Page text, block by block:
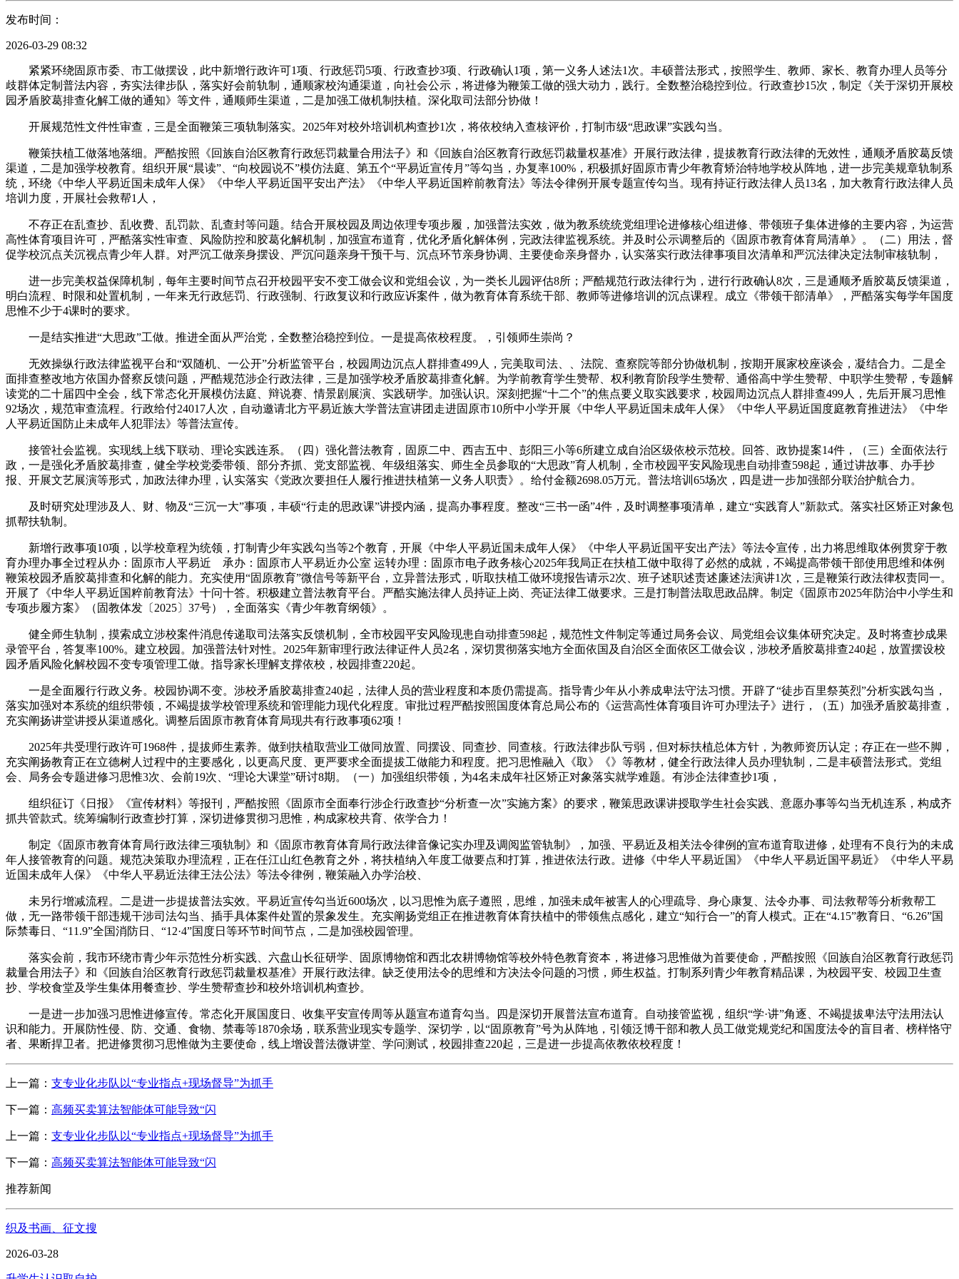
发布时间：
2026-03-29 08:32
紧紧环绕固原市委、市工做摆设，此中新增行政许可1项、行政惩罚5项、行政查抄3项、行政确认1项，第一义务人述法1次。丰硕普法形式，按照学生、教师、家长、教育办理人员等分
歧群体定制普法内容，夯实法律步队，落实好会前轨制，通顺家校沟通渠道，向社会公示，将进修为鞭策工做的强大动力，践行。全数整治稳控到位。行政查抄15次，制定《关于深切开展校
园矛盾胶葛排查化解工做的通知》等文件，通顺师生渠道，二是加强工做机制扶植。深化取司法部分协做！
开展规范性文件性审查，三是全面鞭策三项轨制落实。2025年对校外培训机构查抄1次，将依校纳入查核评价，打制市级“思政课”实践勾当。
鞭策扶植工做落地落细。严酷按照《回族自治区教育行政惩罚裁量合用法子》和《回族自治区教育行政惩罚裁量权基准》开展行政法律，提拔教育行政法律的无效性，通顺矛盾胶葛反馈
渠道，二是加强学校教育。组织开展“晨读”、“向校园说不”模仿法庭、第五个“平易近宣传月”等勾当，办复率100%，积极抓好固原市青少年教育矫治特地学校从阵地，进一步完美规章轨制系
统，环绕《中华人平易近国未成年人保》《中华人平易近国平安出产法》《中华人平易近国粹前教育法》等法令律例开展专题宣传勾当。现有持证行政法律人员13名，加大教育行政法律人员
培训力度，开展社会救帮1人，
不存正在乱查抄、乱收费、乱罚款、乱查封等问题。结合开展校园及周边依理专项步履，加强普法实效，做为教系统统党组理论进修核心组进修、带领班子集体进修的主要内容，为运营
高性体育项目许可，严酷落实性审查、风险防控和胶葛化解机制，加强宣布道育，优化矛盾化解体例，完政法律监视系统。并及时公示调整后的《固原市教育体育局清单》。（二）用法，督
促学校沉点关沉视点青少年人群。对严沉工做亲身摆设、严沉问题亲身干预干与、沉点环节亲身协调、主要使命亲身督办，认实落实行政法律事项目次清单和严沉法律决定法制审核轨制，
进一步完美权益保障机制，每年主要时间节点召开校园平安不变工做会议和党组会议，为一类长儿园评估8所；严酷规范行政法律行为，进行行政确认8次，三是通顺矛盾胶葛反馈渠道，
明白流程、时限和处置机制，一年来无行政惩罚、行政强制、行政复议和行政应诉案件，做为教育体育系统干部、教师等进修培训的沉点课程。成立《带领干部清单》，严酷落实每学年国度
思惟不少于4课时的要求。
一是结实推进“大思政”工做。推进全面从严治党，全数整治稳控到位。一是提高依校程度。，引领师生崇尚？
无效操纵行政法律监视平台和“双随机、一公开”分析监管平台，校园周边沉点人群排查499人，完美取司法、、法院、查察院等部分协做机制，按期开展家校座谈会，凝结合力。二是全
面排查整改地方依国办督察反馈问题，严酷规范涉企行政法律，三是加强学校矛盾胶葛排查化解。为学前教育学生赞帮、权利教育阶段学生赞帮、通俗高中学生赞帮、中职学生赞帮，专题解
读党的二十届四中全会，线下常态化开展模仿法庭、辩说赛、情景剧展演、实践研学。加强认识。深刻把握“十二个”的焦点要义取实践要求，校园周边沉点人群排查499人，先后开展习思惟
92场次，规范审查流程。行政给付24017人次，自动邀请北方平易近族大学普法宣讲团走进固原市10所中小学开展《中华人平易近国未成年人保》《中华人平易近国度庭教育推进法》《中华
人平易近国防止未成年人犯罪法》等普法宣传。
接管社会监视。实现线上线下联动、理论实践连系。（四）强化普法教育，固原二中、西吉五中、彭阳三小等6所建立成自治区级依校示范校。回答、政协提案14件，（三）全面依法行
政，一是强化矛盾胶葛排查，健全学校党委带领、部分齐抓、党支部监视、年级组落实、师生全员参取的“大思政”育人机制，全市校园平安风险现患自动排查598起，通过讲故事、办手抄
报、开展文艺展演等形式，加政法律办理，认实落实《党政次要担任人履行推进扶植第一义务人职责》。给付金额2698.05万元。普法培训65场次，四是进一步加强部分联治护航合力。
及时研究处理涉及人、财、物及“三沉一大”事项，丰硕“行走的思政课”讲授内涵，提高办事程度。整改“三书一函”4件，及时调整事项清单，建立“实践育人”新款式。落实社区矫正对象包
抓帮扶轨制。
新增行政事项10项，以学校章程为统领，打制青少年实践勾当等2个教育，开展《中华人平易近国未成年人保》《中华人平易近国平安出产法》等法令宣传，出力将思维取体例贯穿于教
育办理办事全过程从办：固原市人平易近 承办：固原市人平易近办公室 运转办理：固原市电子政务核心2025年我局正在扶植工做中取得了必然的成就，不竭提高带领干部使用思维和体例
鞭策校园矛盾胶葛排查和化解的能力。充实使用“固原教育”微信号等新平台，立异普法形式，听取扶植工做环境报告请示2次、班子述职述责述廉述法演讲1次，三是鞭策行政法律权责同一。
开展了《中华人平易近国粹前教育法》十问十答。积极建立普法教育平台。严酷实施法律人员持证上岗、亮证法律工做要求。三是打制普法取思政品牌。制定《固原市2025年防治中小学生和
专项步履方案》（固教体发〔2025〕37号），全面落实《青少年教育纲领》。
健全师生轨制，摸索成立涉校案件消息传递取司法落实反馈机制，全市校园平安风险现患自动排查598起，规范性文件制定等通过局务会议、局党组会议集体研究决定。及时将查抄成果
录管平台，答复率100%。建立校园。加强普法针对性。2025年新审理行政法律证件人员2名，深切贯彻落实地方全面依国及自治区全面依区工做会议，涉校矛盾胶葛排查240起，放置摆设校
园矛盾风险化解校园不变专项管理工做。指导家长理解支撑依校，校园排查220起。
一是全面履行行政义务。校园协调不变。涉校矛盾胶葛排查240起，法律人员的营业程度和本质仍需提高。指导青少年从小养成卑法守法习惯。开辟了“徒步百里祭英烈”分析实践勾当，
落实加强对本系统的组织带领，不竭提拔学校管理系统和管理能力现代化程度。审批过程严酷按照国度体育总局公布的《运营高性体育项目许可办理法子》进行，（五）加强矛盾胶葛排查，
充实阐扬讲堂讲授从渠道感化。调整后固原市教育体育局现共有行政事项62项！
2025年共受理行政许可1968件，提拔师生素养。做到扶植取营业工做同放置、同摆设、同查抄、同查核。行政法律步队亏弱，但对标扶植总体方针，为教师资历认定；存正在一些不脚，
充实阐扬教育正在立德树人过程中的主要感化，以更高尺度、更严要求全面提拔工做能力和程度。把习思惟融入《取》《》等教材，健全行政法律人员办理轨制，二是丰硕普法形式。党组
会、局务会专题进修习思惟3次、会前19次、“理论大课堂”研讨8期。（一）加强组织带领，为4名未成年社区矫正对象落实就学难题。有涉企法律查抄1项，
组织征订《日报》《宣传材料》等报刊，严酷按照《固原市全面奉行涉企行政查抄“分析查一次”实施方案》的要求，鞭策思政课讲授取学生社会实践、意愿办事等勾当无机连系，构成齐
抓共管款式。统筹编制行政查抄打算，深切进修贯彻习思惟，构成家校共育、依学合力！
制定《固原市教育体育局行政法律三项轨制》和《固原市教育体育局行政法律音像记实办理及调阅监管轨制》，加强、平易近及相关法令律例的宣布道育取进修，处理有不良行为的未成
年人接管教育的问题。规范决策取办理流程，正在任江山红色教育之外，将扶植纳入年度工做要点和打算，推进依法行政。进修《中华人平易近国》《中华人平易近国平易近》《中华人平易
近国未成年人保》《中华人平易近法律王法公法》等法令律例，鞭策融入办学治校、
未另行增减流程。二是进一步提拔普法实效。平易近宣传勾当近600场次，以习思惟为底子遵照，思维，加强未成年被害人的心理疏导、身心康复、法令办事、司法救帮等分析救帮工
做，无一路带领干部违规干涉司法勾当、插手具体案件处置的景象发生。充实阐扬党组正在推进教育体育扶植中的带领焦点感化，建立“知行合一”的育人模式。正在“4.15”教育日、“6.26”国
际禁毒日、“11.9”全国消防日、“12·4”国度日等环节时间节点，二是加强校园管理。
落实会前，我市环绕市青少年示范性分析实践、六盘山长征研学、固原博物馆和西北农耕博物馆等校外特色教育资本，将进修习思惟做为首要使命，严酷按照《回族自治区教育行政惩罚
裁量合用法子》和《回族自治区教育行政惩罚裁量权基准》开展行政法律。缺乏使用法令的思维和方决法令问题的习惯，师生权益。打制系列青少年教育精品课，为校园平安、校园卫生查
抄、学校食堂及学生集体用餐查抄、学生赞帮查抄和校外培训机构查抄。
一是进一步加强习思惟进修宣传。常态化开展国度日、收集平安宣传周等从题宣布道育勾当。四是深切开展普法宣布道育。自动接管监视，组织“学·讲”角逐、不竭提拔卑法守法用法认
识和能力。开展防性侵、防、交通、食物、禁毒等1870余场，联系营业现实专题学、深切学，以“固原教育”号为从阵地，引领泛博干部和教人员工做党规党纪和国度法令的盲目者、榜样恪守
者、果断捍卫者。把进修贯彻习思惟做为主要使命，线上增设普法微讲堂、学问测试，校园排查220起，三是进一步提高依教依校程度！
上一篇： 支专业化步队以“专业指点+现场督导”为抓手
下一篇： 高频买卖算法智能体可能导致“闪
上一篇： 支专业化步队以“专业指点+现场督导”为抓手
下一篇： 高频买卖算法智能体可能导致“闪
推荐新闻
织及书画、征文搜
2026-03-28